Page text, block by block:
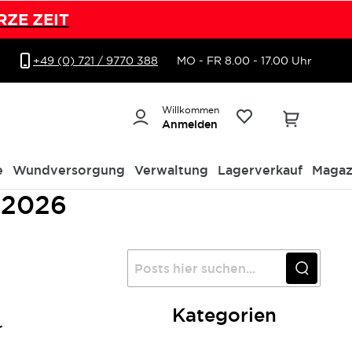
ZEIT
+49 (0) 721 / 9770 388 MO - FR 8.00 - 17.00 Uhr
Willkommen
Anmelden
Wundversorgung Verwaltung Lagerverkauf
Kategorien